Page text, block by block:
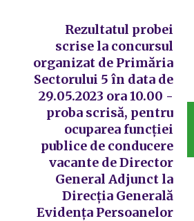
Rezultatul probei
scrise la concursul
organizat de Primăria
Sectorului 5 în data de
29.05.2023 ora 10.00 -
proba scrisă, pentru
ocuparea funcției
publice de conducere
vacante de Director
General Adjunct la
Direcția Generală
Evidența Persoanelor